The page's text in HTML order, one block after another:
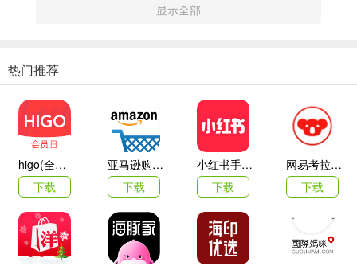
2、在番茄钟页面，点击上方的正计时模式，若有需要也可切换到倒计
时模式，然后点击选择已有打卡项目。
显示全部
热门推荐
higo(全球购)
下载
亚马逊购物app
下载
小红书手机客户端
下载
网易考拉海购
下载